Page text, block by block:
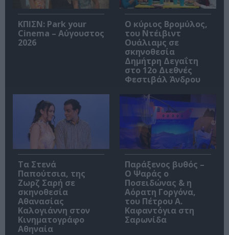
ΚΠΙΣΝ: Park your
Cinema – Αύγουστος
2026
O κύριος Βρομύλος,
του Ντέιβιντ
Ουάλιαμς σε
σκηνοθεσία
Δημήτρη Δεγαΐτη
στο 12ο Διεθνές
Φεστιβάλ Άνδρου
Τα Στενά
Παπούτσια, της
Ζωρζ Σαρή σε
σκηνοθεσία
Αθανασίας
Καλογιάννη στον
Κινηματογράφο
Αθηναία
Παράξενος βυθός –
Ο Ψαράς ο
Ποσειδώνας & η
Αόρατη Γοργόνα,
του Πέτρου Α.
Καφαντόγια στη
Σαρωνίδα